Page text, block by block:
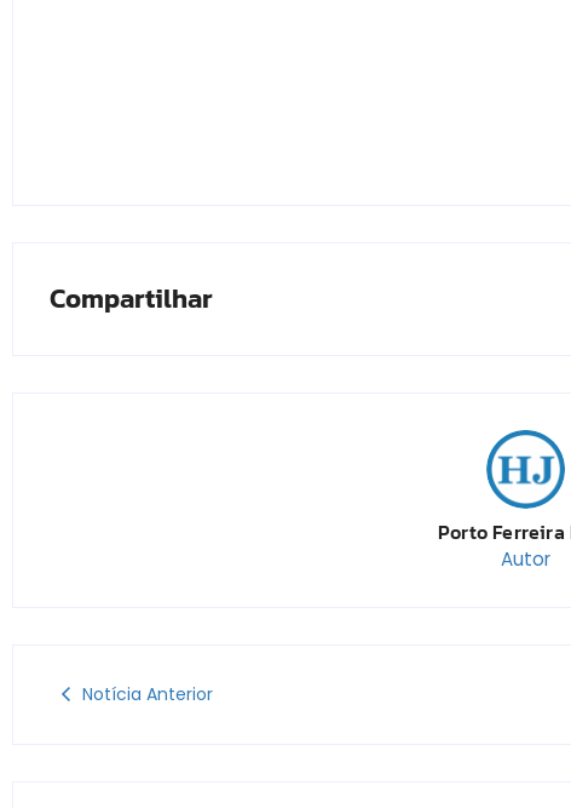
Compartilhar
Porto Ferreira
Autor
Notícia Anterior